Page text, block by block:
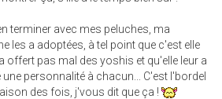
terminer avec mes peluches, ma
les a adoptées, à tel point que c'est elle
offert pas mal des yoshis et qu'elle leur a
une personnalité à chacun... C'est l'bordel
des fois, j'vous dit que ça !